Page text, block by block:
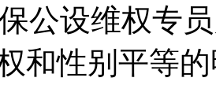
公设维权专
和性别平等